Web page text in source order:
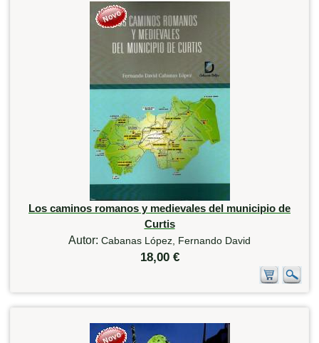
Los caminos romanos y medievales del municipio de
Curtis
Autor: Cabanas López, Fernando David
18,00 €